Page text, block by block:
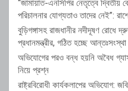
“জামায়াত-এনসিপির নেতৃত্বে দ্বিতীয়
পরিচালনার যোগ্যতাও তাদের নেই”:
বুড়িগঙ্গাসহ রাজধানীর নদীদূষণ রোধে
প্রধানমন্ত্রীর, গঠিত হচ্ছে
অভিযোগের পরও বন্ধ হয়নি অবৈধ
নিয়ে প্রশ্ন
রাষ্ট্রবিরোধী কার্যকলাপের অভিযোগ: